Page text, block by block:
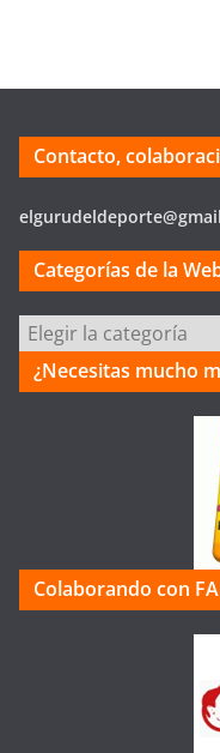
Contacto,
Categorías de la
Categorías
de
la
¿Necesitas mucho
Colaborando con